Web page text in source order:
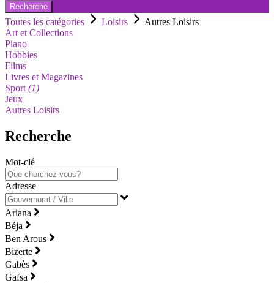
Recherche
Toutes les catégories Loisirs
Autres Loisirs
Art et Collections
Piano
Hobbies
Films
Livres et Magazines
Sport (1)
Jeux
Autres Loisirs
Recherche
Mot-clé
Adresse
Ariana
Béja
Ben Arous
Bizerte
Gabès
Gafsa